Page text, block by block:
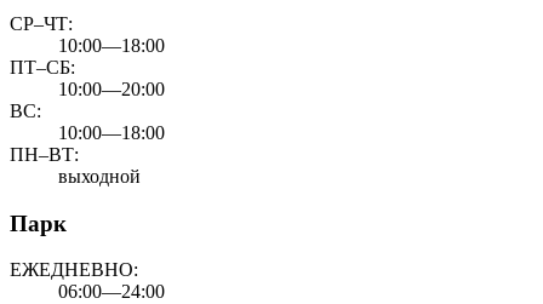
СР–ЧТ:
10:00—18:00
ПТ–СБ:
10:00—20:00
ВС:
10:00—18:00
ПН–ВТ:
выходной
Парк
ЕЖЕДНЕВНО:
06:00—24:00